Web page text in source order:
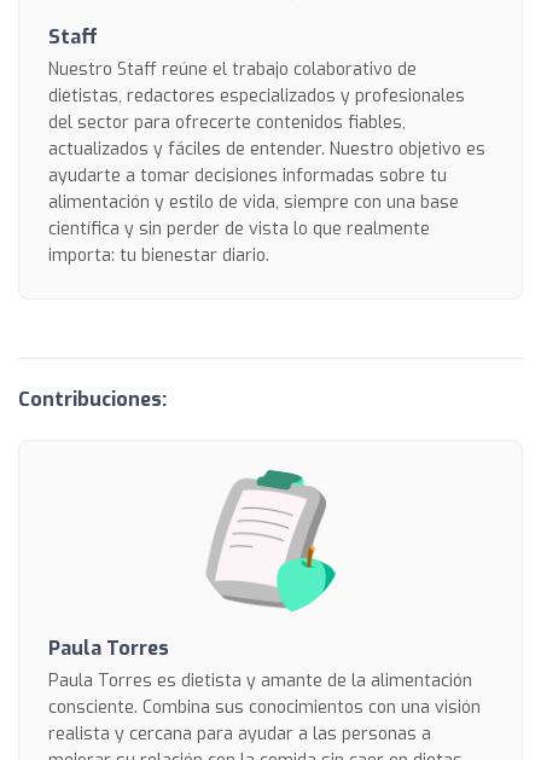
Staff
Nuestro Staff reúne el trabajo colaborativo de
dietistas, redactores especializados y profesionales
del sector para ofrecerte contenidos fiables,
actualizados y fáciles de entender. Nuestro objetivo es
ayudarte a tomar decisiones informadas sobre tu
alimentación y estilo de vida, siempre con una base
científica y sin perder de vista lo que realmente
importa: tu bienestar diario.
Contribuciones:
Paula Torres
Paula Torres es dietista y amante de la alimentación
consciente. Combina sus conocimientos con una visión
realista y cercana para ayudar a las personas a